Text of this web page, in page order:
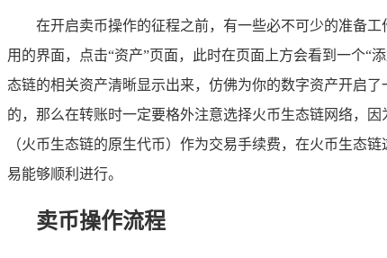
在开启卖币操作的征程之前，有一些必不可少的准备
用的界面，点击“资产”页面，此时在页面上方会看到一个“
态链的相关资产清晰显示出来，仿佛为你的数字资产开启
的，那么在转账时一定要格外注意选择火币生态链网络，
（火币生态链的原生代币）作为交易手续费，在火币生态
易能够顺利进行。
卖币操作流程